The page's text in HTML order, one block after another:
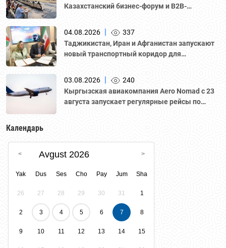
Казахстанский бизнес-форум и B2B-
Национальной палатой предпринимателей
Казахстана "Атамекен."
04.08.2026 |
337
Таджикистан, Иран и Афганистан запускают
новый транспортный коридор для
03.08.2026 |
240
Кыргызская авиакомпания Aero Nomad с 23
августа запускает регулярные рейсы по
Календарь
Avgust 2026
Yak Dus Ses Cho Pay Jum Sha
26 27 28 29 30 31 1
2 3 4 5 6 7 8
9 10 11 12 13 14 15